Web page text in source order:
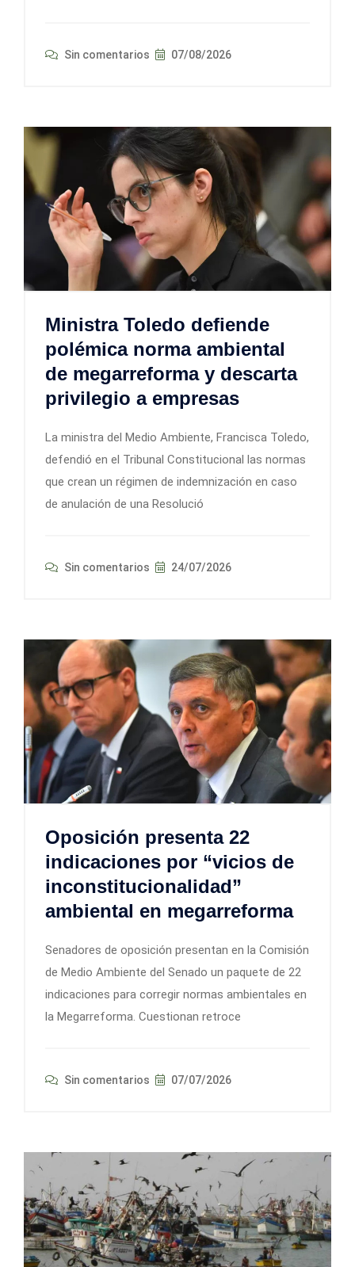
Sin comentarios 07/08/2026
Ministra Toledo defiende
polémica norma ambiental
de megarreforma y descarta
privilegio a empresas
La ministra del Medio Ambiente, Francisca Toledo,
defendió en el Tribunal Constitucional las normas
que crean un régimen de indemnización en caso
de anulación de una Resolució
Sin comentarios 24/07/2026
Oposición presenta 22
indicaciones por “vicios de
inconstitucionalidad”
ambiental en megarreforma
Senadores de oposición presentan en la Comisión
de Medio Ambiente del Senado un paquete de 22
indicaciones para corregir normas ambientales en
la Megarreforma. Cuestionan retroce
Sin comentarios 07/07/2026